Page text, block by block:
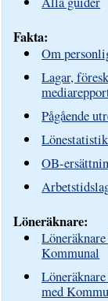
Fakta:
Om
Lagar,
Pågående
OB-
Löneräknare:
Kommunal
med